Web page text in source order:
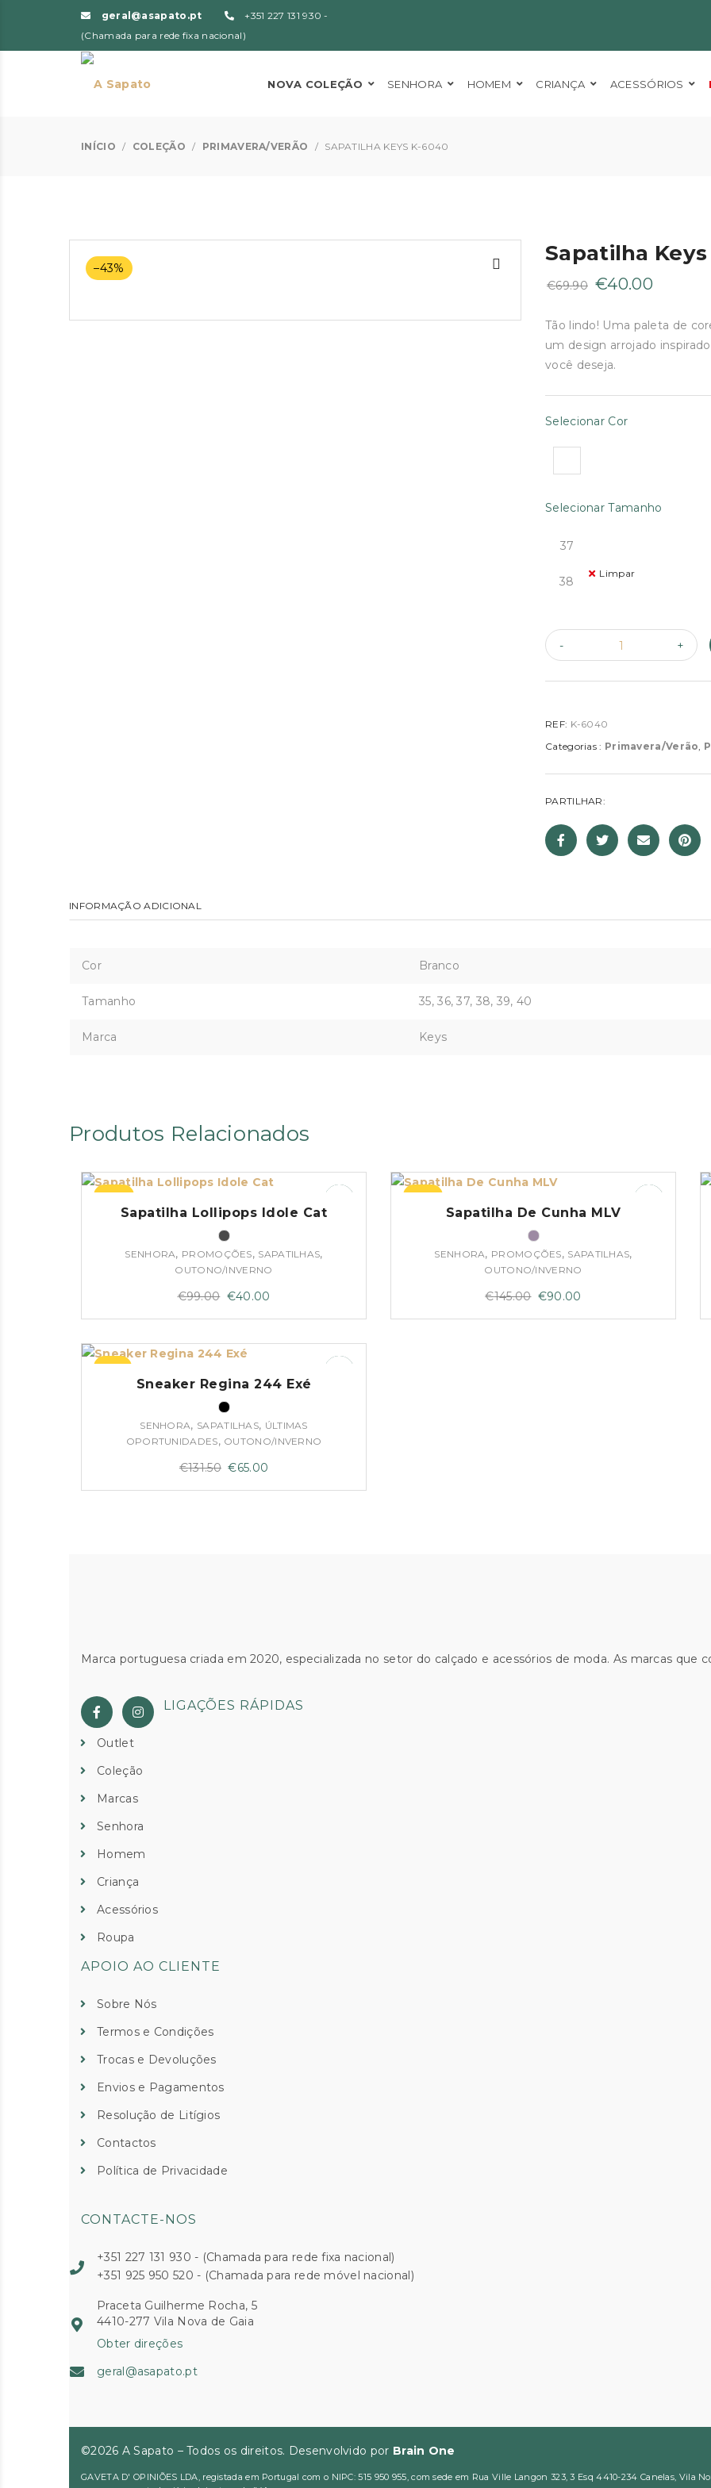
geral@asapato.pt
+351 227 131 930 -
(Chamada para rede fixa nacional)
NOVA COLEÇÃO SENHORA HOMEM CRIANÇA ACESSÓRIOS
INÍCIO / COLEÇÃO / PRIMAVERA/VERÃO / SAPATILHA KEYS K-6040
–43%
Sapatilha
€69.90 O
original
era:
€69.90.
€40.00
atual
é:
Tão lindo! Uma paleta de
um design arrojado
você deseja.
Selecionar Cor
Selecionar Tamanho
37
38
Limpar
REF: K-6040
Categorias : Primavera/Verão,
PARTILHAR:
INFORMAÇÃO ADICIONAL
Cor Branco
Tamanho 35, 36, 37, 38, 39, 40
Marca Keys
Produtos Relacionados
–60%
Sapatilha Lollipops Idole Cat
SENHORA, PROMOÇÕES, SAPATILHAS,
OUTONO/INVERNO
€99.00 O
preço
era:
€99.00.
€40.00
preço
–38%
Sapatilha De Cunha MLV
SENHORA, PROMOÇÕES, SAPATILHAS,
OUTONO/INVERNO
€145.00 O
preço
€90.00
preço
–51%
Sneaker Regina 244 Exé
SENHORA, SAPATILHAS, ÚLTIMAS
OPORTUNIDADES, OUTONO/INVERNO
€131.50 O
preço
€65.00
preço
Marca portuguesa criada em 2020, especializada no setor do calçado e acessórios de moda. As marcas que
LIGAÇÕES RÁPIDAS
Outlet
Coleção
Marcas
Senhora
Homem
Criança
Acessórios
Roupa
APOIO AO CLIENTE
Sobre Nós
Termos e Condições
Trocas e Devoluções
Envios e Pagamentos
Resolução de Litígios
Contactos
Política de Privacidade
CONTACTE-NOS
+351 227 131 930 - (Chamada para rede fixa nacional)
+351 925 950 520 - (Chamada para rede móvel nacional)
Praceta Guilherme Rocha, 5
4410-277 Vila Nova de Gaia
Obter direções
geral@asapato.pt
©2026 A Sapato – Todos os direitos. Desenvolvido por Brain One
GAVETA D' OPINIÕES LDA, registada em Portugal com o NIPC: 515 950 955, com sede em Rua Ville Langon 323, 3 Esq 4410-234 Canelas, Vila